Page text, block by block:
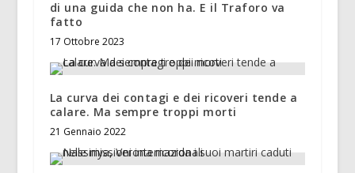
di una guida che non ha. E il Traforo va
fatto
17 Ottobre 2023
La curva dei contagi e dei ricoveri tende a
calare. Ma sempre troppi morti
21 Gennaio 2022